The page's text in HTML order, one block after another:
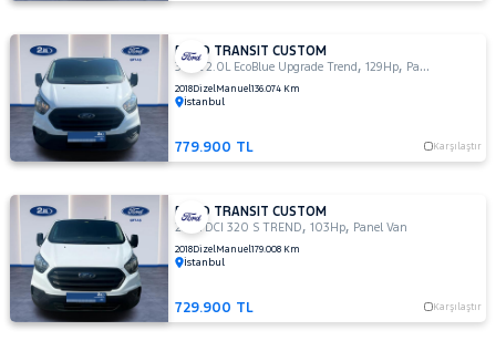
VOLKSWAGEN
VOLVO
FORD TRANSIT CUSTOM
340L 2.0L EcoBlue Upgrade Trend ,129Hp, Panel Van
2018DizelManuel136.074 Km
İstanbul
779.900 TL Karşılaştır
FORD TRANSIT CUSTOM
2.0 TDCI 320 S TREND,103Hp, Panel Van
2018DizelManuel179.008 Km
İstanbul
729.900 TL Karşılaştır